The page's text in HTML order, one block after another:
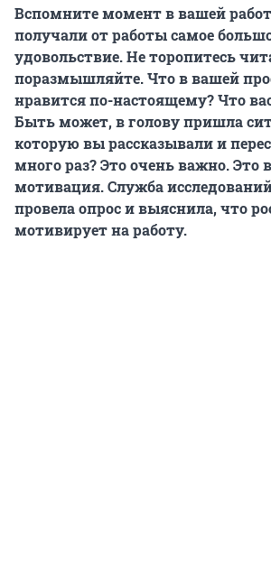
Вспомните момент в вашей
получали от работы самое
удовольствие. Не торопитесь
поразмышляйте. Что в вашей
нравится по-настоящему? Что
Быть может, в голову пришла
которую вы рассказывали и
много раз? Это очень важно. Это
мотивация. Служба
провела опрос и выяснила, что
мотивирует на работу.